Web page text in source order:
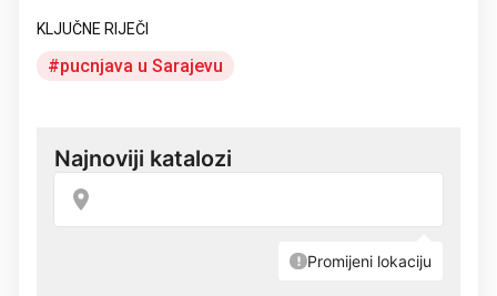
KLJUČNE RIJEČI
pucnjava u Sarajevu